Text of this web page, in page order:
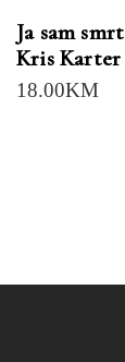
Ja sam smrt
Kris Karter
18.00KM